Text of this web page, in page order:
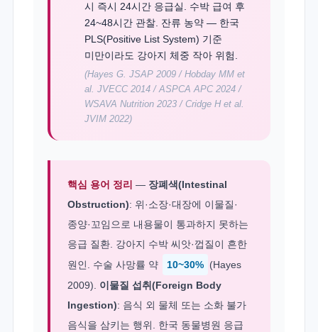
시 즉시 24시간 응급실. 수박 급여 후
24~48시간 관찰. 잔류 농약 — 한국
PLS(Positive List System) 기준
미만이라도 강아지 체중 작아 위험.
(Hayes G. JSAP 2009 / Hobday MM et
al. JVECC 2014 / ASPCA APC 2024 /
WSAVA Nutrition 2023 / Cridge H et al.
JVIM 2022)
핵심 용어 정리 — 장폐색(Intestinal
Obstruction): 위·소장·대장에 이물질·
종양·꼬임으로 내용물이 통과하지 못하는
응급 질환. 강아지 수박 씨앗·껍질이 흔한
원인. 수술 사망률 약
10~30% (Hayes
2009). 이물질 섭취(Foreign Body
Ingestion): 음식 외 물체 또는 소화 불가
음식을 삼키는 행위. 한국 동물병원 응급